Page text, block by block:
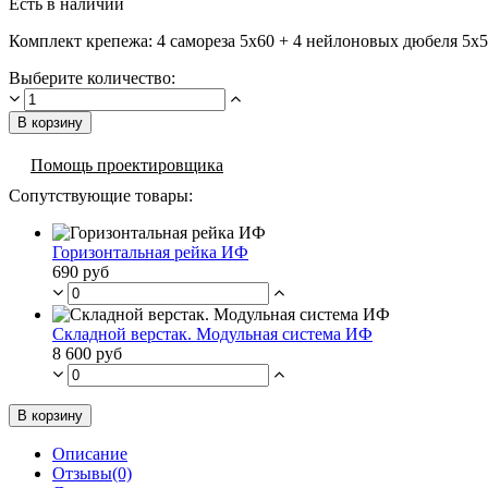
Комплект крепежа: 4 самореза 5х60 + 4 нейлоновых дюбеля
Выберите количество:
В корзину
Помощь проектировщика
Сопутствующие товары:
Горизонтальная рейка ИФ
690 руб
Складной верстак. Модульная система ИФ
8 600 руб
В корзину
Описание
Отзывы(0)